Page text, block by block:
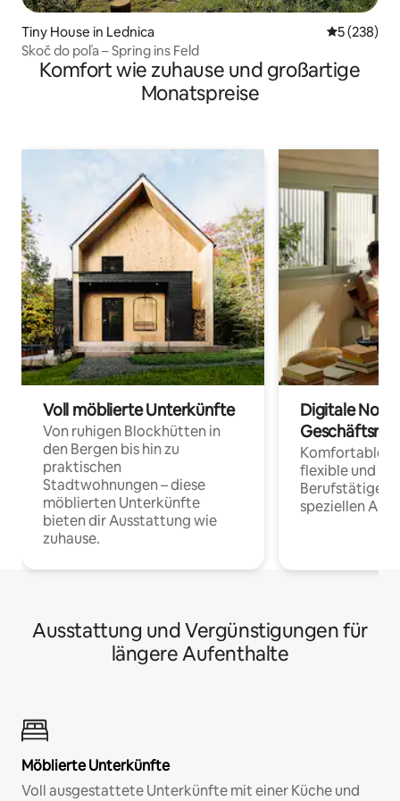
Tiny House in Lednica
5 (238)
Skoč do poľa – Spring ins Feld
Komfort wie zuhause und großartige
Monatspreise
Voll möblierte Unterkünfte
Von ruhigen Blockhütten in
den Bergen bis hin zu
praktischen
Stadtwohnungen – diese
möblierten Unterkünfte
bieten dir Ausstattung wie
zuhause.
Digitale
Komfortable
flexible und
Berufstätige
speziellen
Ausstattung und Vergünstigungen für
längere Aufenthalte
Möblierte Unterkünfte
Voll ausgestattete Unterkünfte mit einer Küche und